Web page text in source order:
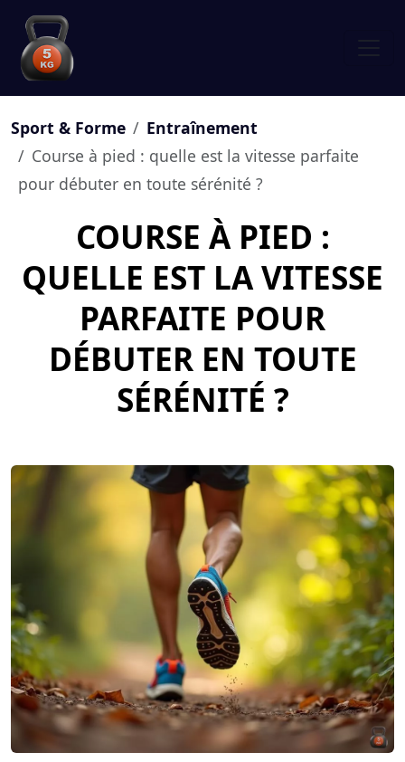
Sport & Forme
Entraînement
Course à pied : quelle est la vitesse parfaite
pour débuter en toute sérénité ?
COURSE À PIED :
QUELLE EST LA VITESSE
PARFAITE POUR
DÉBUTER EN TOUTE
SÉRÉNITÉ ?